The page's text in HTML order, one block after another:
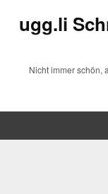
ugg.li
Nicht immer schön,